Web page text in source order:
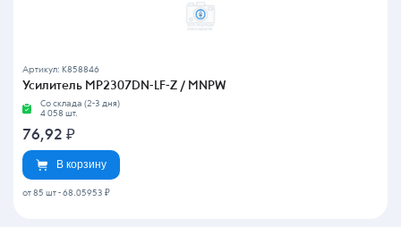
Артикул: K858846
Усилитель MP2307DN-LF-Z / MNPW
Со склада (2-3 дня)
4 058 шт.
76,92 ₽
В корзину
от 85 шт - 68.05953 ₽